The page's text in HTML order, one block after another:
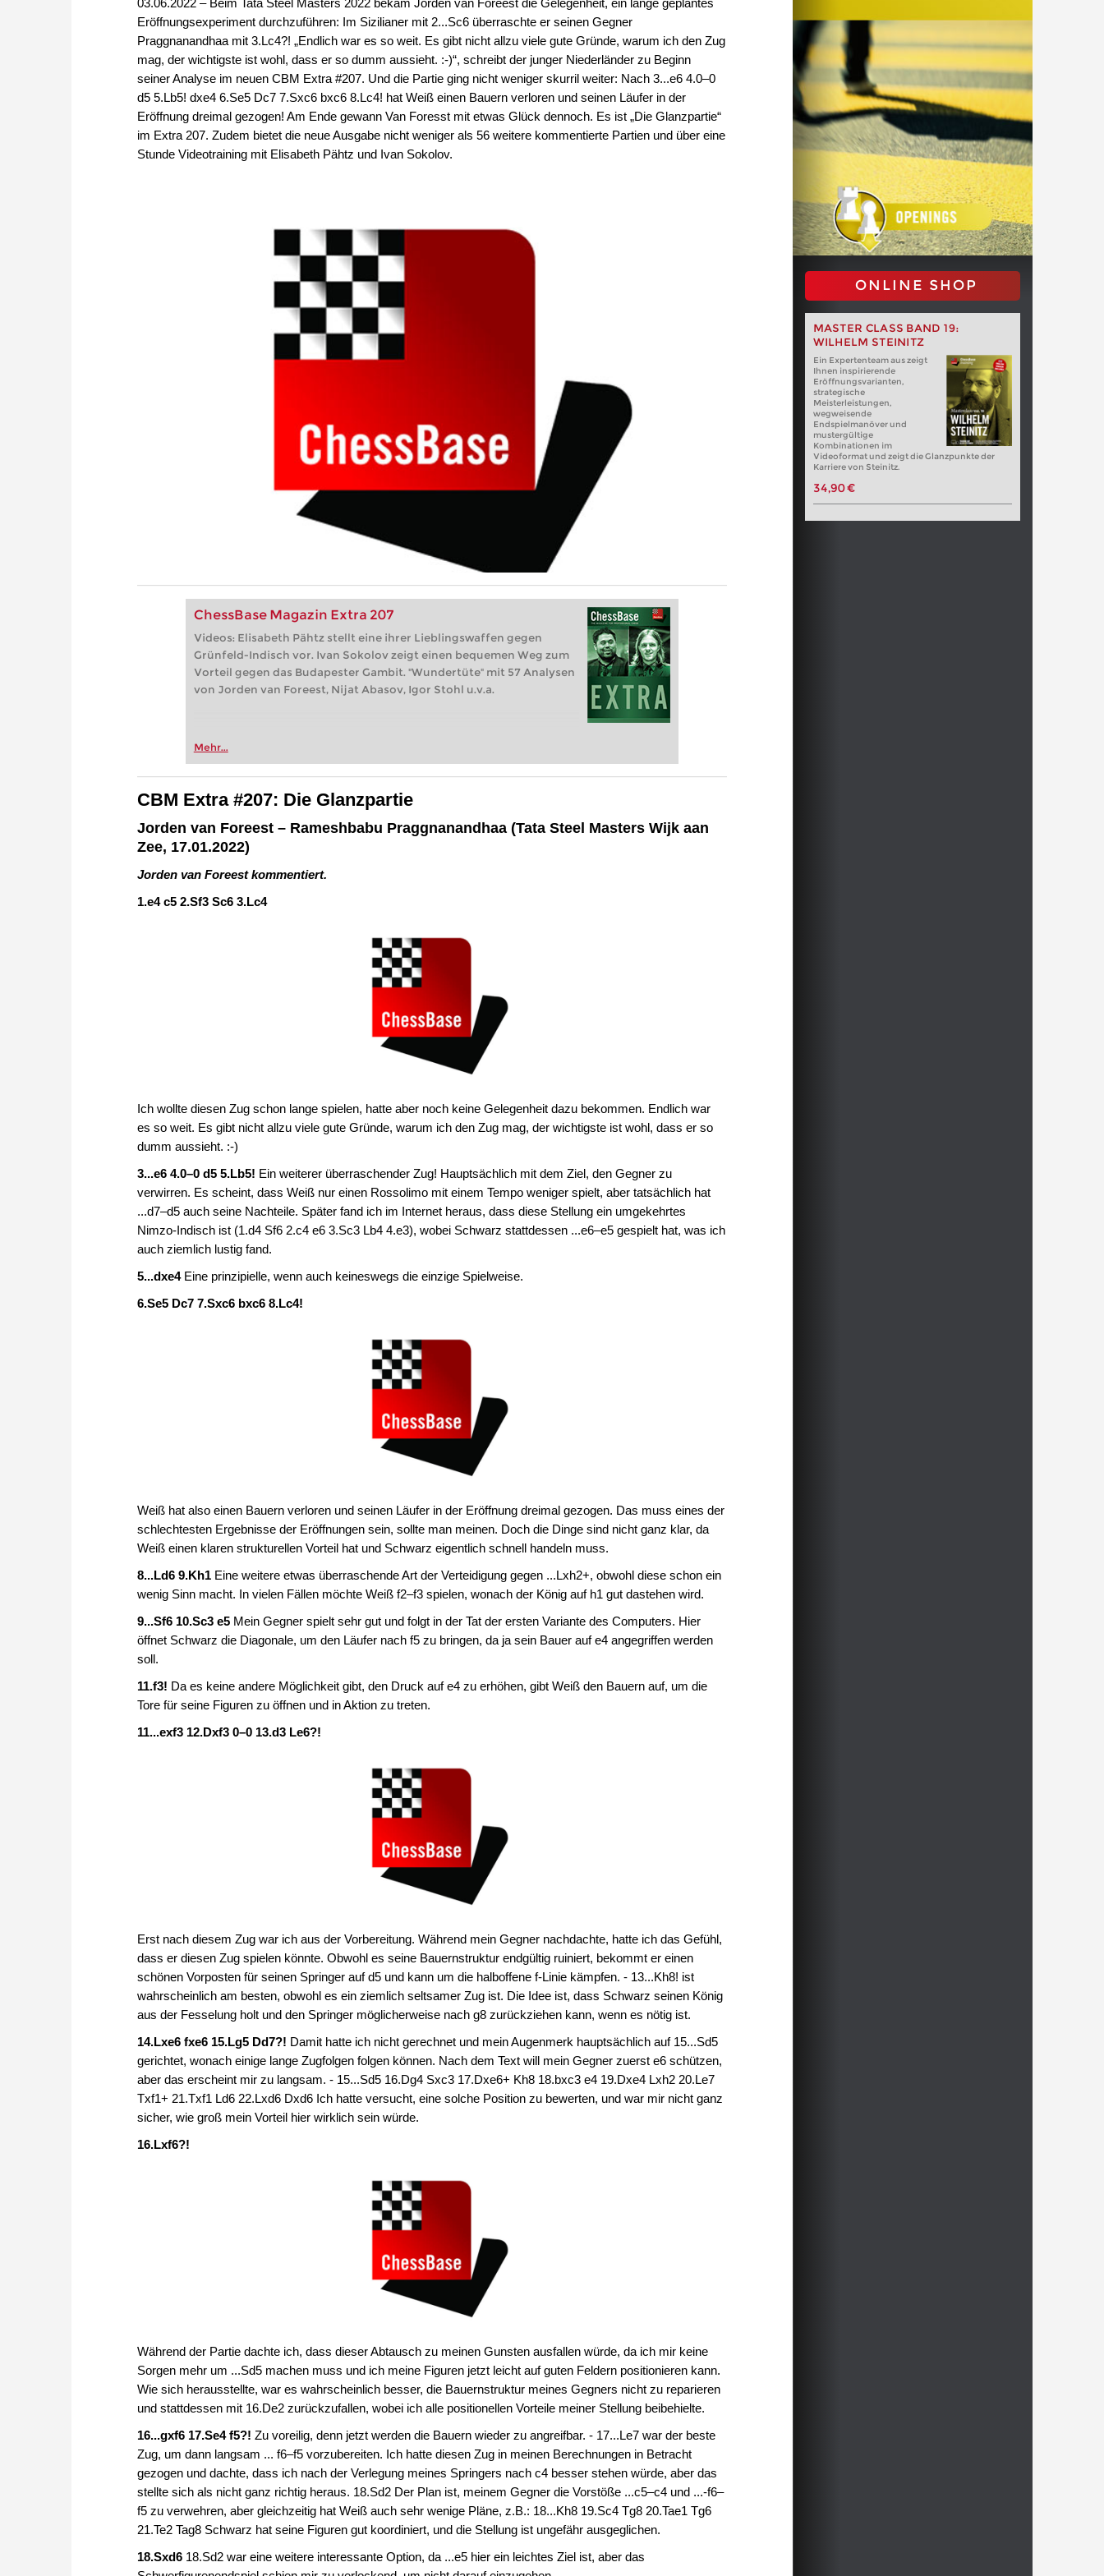
Eröffnungsexperiment durchzuführen: Im Sizilianer mit 2...Sc6 überraschte er seinen Gegner
Praggnanandhaa mit 3.Lc4?! „Endlich war es so weit. Es gibt nicht allzu viele gute Gründe, warum ich den Zug
mag, der wichtigste ist wohl, dass er so dumm aussieht. :-)“, schreibt der junger Niederländer zu Beginn
seiner Analyse im neuen CBM Extra #207. Und die Partie ging nicht weniger skurril weiter: Nach 3...e6 4.0–0
d5 5.Lb5! dxe4 6.Se5 Dc7 7.Sxc6 bxc6 8.Lc4! hat Weiß einen Bauern verloren und seinen Läufer in der
Eröffnung dreimal gezogen! Am Ende gewann Van Foresst mit etwas Glück dennoch. Es ist „Die Glanzpartie“
im Extra 207. Zudem bietet die neue Ausgabe nicht weniger als 56 weitere kommentierte Partien und über eine
Stunde Videotraining mit Elisabeth Pähtz und Ivan Sokolov.
ChessBase Magazin Extra 207
Videos: Elisabeth Pähtz stellt eine ihrer Lieblingswaffen gegen
Grünfeld-Indisch vor. Ivan Sokolov zeigt einen bequemen Weg zum
Vorteil gegen das Budapester Gambit. "Wundertüte" mit 57 Analysen
von Jorden van Foreest, Nijat Abasov, Igor Stohl u.v.a.
Mehr...
ONLINE SHOP
MASTER CLASS BAND 19:
WILHELM STEINITZ
Ein Expertenteam aus zeigt
Ihnen inspirierende
Eröffnungsvarianten,
strategische
Meisterleistungen,
wegweisende
Endspielmanöver und
mustergültige
Kombinationen im
Videoformat und zeigt die Glanzpunkte der
Karriere von Steinitz.
34,90 €
CBM Extra #207: Die Glanzpartie
Jorden van Foreest – Rameshbabu Praggnanandhaa (Tata Steel Masters Wijk aan
Zee, 17.01.2022)
Jorden van Foreest kommentiert.
1.e4 c5 2.Sf3 Sc6 3.Lc4
Ich wollte diesen Zug schon lange spielen, hatte aber noch keine Gelegenheit dazu bekommen. Endlich war
es so weit. Es gibt nicht allzu viele gute Gründe, warum ich den Zug mag, der wichtigste ist wohl, dass er so
dumm aussieht. :-)
3...e6 4.0–0 d5 5.Lb5! Ein weiterer überraschender Zug! Hauptsächlich mit dem Ziel, den Gegner zu
verwirren. Es scheint, dass Weiß nur einen Rossolimo mit einem Tempo weniger spielt, aber tatsächlich hat
...d7–d5 auch seine Nachteile. Später fand ich im Internet heraus, dass diese Stellung ein umgekehrtes
Nimzo-Indisch ist (1.d4 Sf6 2.c4 e6 3.Sc3 Lb4 4.e3), wobei Schwarz stattdessen ...e6–e5 gespielt hat, was ich
auch ziemlich lustig fand.
5...dxe4 Eine prinzipielle, wenn auch keineswegs die einzige Spielweise.
6.Se5 Dc7 7.Sxc6 bxc6 8.Lc4!
Weiß hat also einen Bauern verloren und seinen Läufer in der Eröffnung dreimal gezogen. Das muss eines der
schlechtesten Ergebnisse der Eröffnungen sein, sollte man meinen. Doch die Dinge sind nicht ganz klar, da
Weiß einen klaren strukturellen Vorteil hat und Schwarz eigentlich schnell handeln muss.
8...Ld6 9.Kh1 Eine weitere etwas überraschende Art der Verteidigung gegen ...Lxh2+, obwohl diese schon ein
wenig Sinn macht. In vielen Fällen möchte Weiß f2–f3 spielen, wonach der König auf h1 gut dastehen wird.
9...Sf6 10.Sc3 e5 Mein Gegner spielt sehr gut und folgt in der Tat der ersten Variante des Computers. Hier
öffnet Schwarz die Diagonale, um den Läufer nach f5 zu bringen, da ja sein Bauer auf e4 angegriffen werden
soll.
11.f3! Da es keine andere Möglichkeit gibt, den Druck auf e4 zu erhöhen, gibt Weiß den Bauern auf, um die
Tore für seine Figuren zu öffnen und in Aktion zu treten.
11...exf3 12.Dxf3 0–0 13.d3 Le6?!
Erst nach diesem Zug war ich aus der Vorbereitung. Während mein Gegner nachdachte, hatte ich das Gefühl,
dass er diesen Zug spielen könnte. Obwohl es seine Bauernstruktur endgültig ruiniert, bekommt er einen
schönen Vorposten für seinen Springer auf d5 und kann um die halboffene f-Linie kämpfen. - 13...Kh8! ist
wahrscheinlich am besten, obwohl es ein ziemlich seltsamer Zug ist. Die Idee ist, dass Schwarz seinen König
aus der Fesselung holt und den Springer möglicherweise nach g8 zurückziehen kann, wenn es nötig ist.
14.Lxe6 fxe6 15.Lg5 Dd7?! Damit hatte ich nicht gerechnet und mein Augenmerk hauptsächlich auf 15...Sd5
gerichtet, wonach einige lange Zugfolgen folgen können. Nach dem Text will mein Gegner zuerst e6 schützen,
aber das erscheint mir zu langsam. - 15...Sd5 16.Dg4 Sxc3 17.Dxe6+ Kh8 18.bxc3 e4 19.Dxe4 Lxh2 20.Le7
Txf1+ 21.Txf1 Ld6 22.Lxd6 Dxd6 Ich hatte versucht, eine solche Position zu bewerten, und war mir nicht ganz
sicher, wie groß mein Vorteil hier wirklich sein würde.
16.Lxf6?!
Während der Partie dachte ich, dass dieser Abtausch zu meinen Gunsten ausfallen würde, da ich mir keine
Sorgen mehr um ...Sd5 machen muss und ich meine Figuren jetzt leicht auf guten Feldern positionieren kann.
Wie sich herausstellte, war es wahrscheinlich besser, die Bauernstruktur meines Gegners nicht zu reparieren
und stattdessen mit 16.De2 zurückzufallen, wobei ich alle positionellen Vorteile meiner Stellung beibehielte.
16...gxf6 17.Se4 f5?! Zu voreilig, denn jetzt werden die Bauern wieder zu angreifbar. - 17...Le7 war der beste
Zug, um dann langsam ... f6–f5 vorzubereiten. Ich hatte diesen Zug in meinen Berechnungen in Betracht
gezogen und dachte, dass ich nach der Verlegung meines Springers nach c4 besser stehen würde, aber das
stellte sich als nicht ganz richtig heraus. 18.Sd2 Der Plan ist, meinem Gegner die Vorstöße ...c5–c4 und ...-f6–
f5 zu verwehren, aber gleichzeitig hat Weiß auch sehr wenige Pläne, z.B.: 18...Kh8 19.Sc4 Tg8 20.Tae1 Tg6
21.Te2 Tag8 Schwarz hat seine Figuren gut koordiniert, und die Stellung ist ungefähr ausgeglichen.
18.Sxd6 18.Sd2 war eine weitere interessante Option, da ...e5 hier ein leichtes Ziel ist, aber das